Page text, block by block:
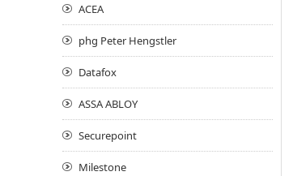
ACEA
phg Peter Hengstler
Datafox
ASSA ABLOY
Securepoint
Milestone